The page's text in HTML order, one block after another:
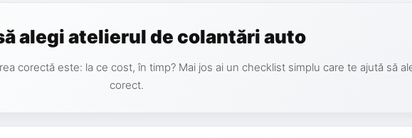
alegi atelierul de colantări auto
corectă este: la ce cost, în timp? Mai jos ai un checklist simplu care te ajută să
corect.